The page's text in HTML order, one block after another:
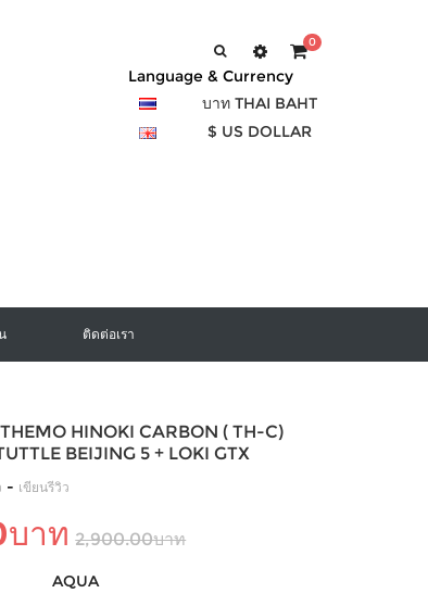
0
Language & Currency
บาท THAI BAHT
$ US DOLLAR
ติดต่อเรา
HINOKI CARBON ( TH-C)
BEIJING 5 + LOKI GTX
- เขียนรีวิว
าท 2,900.00บาท
AQUA